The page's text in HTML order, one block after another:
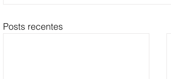
Posts recentes